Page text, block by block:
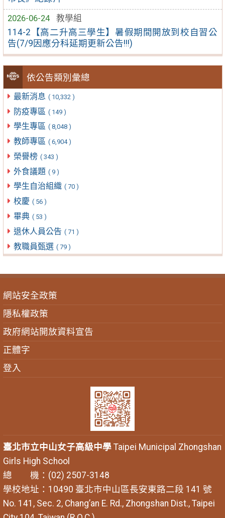
2026-06-24
教學組
114-2【高二升高三學生】暑假期間開放到校自習公
告(7/9因應分科延期更新公告!!!)
依公告類別彙總
最新消息 ( 10,332 )
防疫專區 ( 149 )
學生專區 ( 8,048 )
教師專區 ( 6,904 )
榮譽榜 ( 343 )
外食議題 ( 9 )
學生自治組織 ( 70 )
校慶 ( 56 )
畢典 ( 53 )
退休人員公告 ( 71 )
教職員甄選 ( 79 )
網站安全政策
隱私權政策
政府網站開放資料宣告
正體字
登入
臺北市立中山女子高級中學Taipei Municipal Zhongshan
Girls High School
總 機：(02) 2507-3148
學校地址：10490 臺北市中山區長安東路二段 141 號
No. 141, Sec. 2, Chang’an E. Rd., Zhongshan Dist., Taipei